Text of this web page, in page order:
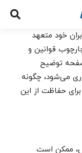
خود متعهد
قوانین و
توضیح
می‌شود، چگونه
حفاظت از این
ممکن است